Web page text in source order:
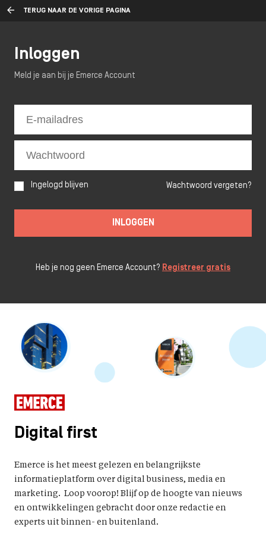
TERUG NAAR DE VORIGE PAGINA
Digital first
Emerce is het meest gelezen en belangrijkste
informatieplatform over digital business, media en
marketing. Loop voorop! Blijf op de hoogte van nieuws
en ontwikkelingen gebracht door onze redactie en
experts uit binnen- en buitenland.
Inloggen
Meld je aan bij je Emerce Account
Ingelogd blijven Wachtwoord vergeten?
INLOGGEN
Heb je nog geen Emerce Account? Registreer gratis